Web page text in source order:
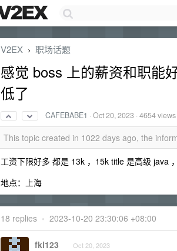
V2EX › 职场话题
感觉 boss 上的薪资和职能
低了
CAFEBABE1 ·Oct 20, 2023 · 4654 views
This topic created in 1022 days ago, the
工资下限好多 都是 13k ，15k title 是高级 java
地点：上海
18 replies • 2023-10-20 23:30:06 +08:00
fkl123 Oct 20, 2023